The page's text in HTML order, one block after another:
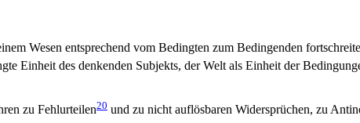
Wesen entsprechend vom Bedingten zum Bedingenden
Einheit des denkenden Subjekts, der Welt als Einheit der
zu Fehlurteilen20 und zu nicht auflösbaren Widersprüchen, zu